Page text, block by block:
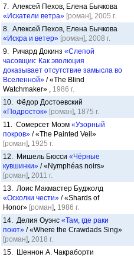
7. Алексей Пехов, Елена Бычкова
«Искатели ветра» [роман], 2005 г.
8. Алексей Пехов, Елена Бычкова
«Искра и ветер» [роман], 2008 г.
9. Ричард Докинз «Слепой
часовщик: Как эволюция
доказывает отсутствие замысла во
Вселенной» / «The Blind
Watchmaker» , 1986 г.
10. Фёдор Достоевский
«Подросток» [роман], 1875 г.
11. Сомерсет Моэм «Узорный
покров» / «The Painted Veil»
[роман], 1925 г.
12. Мишель Бюсси «Чёрные
кувшинки» / «Nymphéas noirs»
[роман], 2011 г.
13. Лоис Макмастер Буджолд
«Осколки чести» / «Shards of
Honor» [роман], 1986 г.
14. Делия Оуэнс «Там, где раки
поют» / «Where the Crawdads Sing»
[роман], 2018 г.
15. Шеннон А. Чакраборти